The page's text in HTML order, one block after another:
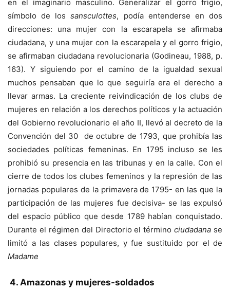
en el imaginario masculino. Generalizar el gorro frigio,
símbolo de lossansculottes, podía entenderse en dos
direcciones: una mujer con la escarapela se afirmaba
ciudadana, y una mujer con la escarapela y el gorro frigio,
se afirmaban ciudadana revolucionaria (Godineau, 1988, p.
163). Y siguiendo por el camino de la igualdad sexual
muchos pensaban que lo que seguiría era el derecho a
llevar armas. La creciente reivindicación de los clubs de
mujeres en relación a los derechos políticos y la actuación
del Gobierno revolucionario el año II, llevó al decreto de la
Convención del 30 de octubre de 1793, que prohibía las
sociedades políticas femeninas. En 1795 incluso se les
prohibió su presencia en las tribunas y en la calle. Con el
cierre de todos los clubes femeninos y la represión de las
jornadas populares de la primavera de 1795- en las que la
participación de las mujeres fue decisiva- se las expulsó
del espacio público que desde 1789 habían conquistado.
Durante el régimen del Directorio el términociudadana se
limitó a las clases populares, y fue sustituido por el de
Madame
4. Amazonas y mujeres-soldados